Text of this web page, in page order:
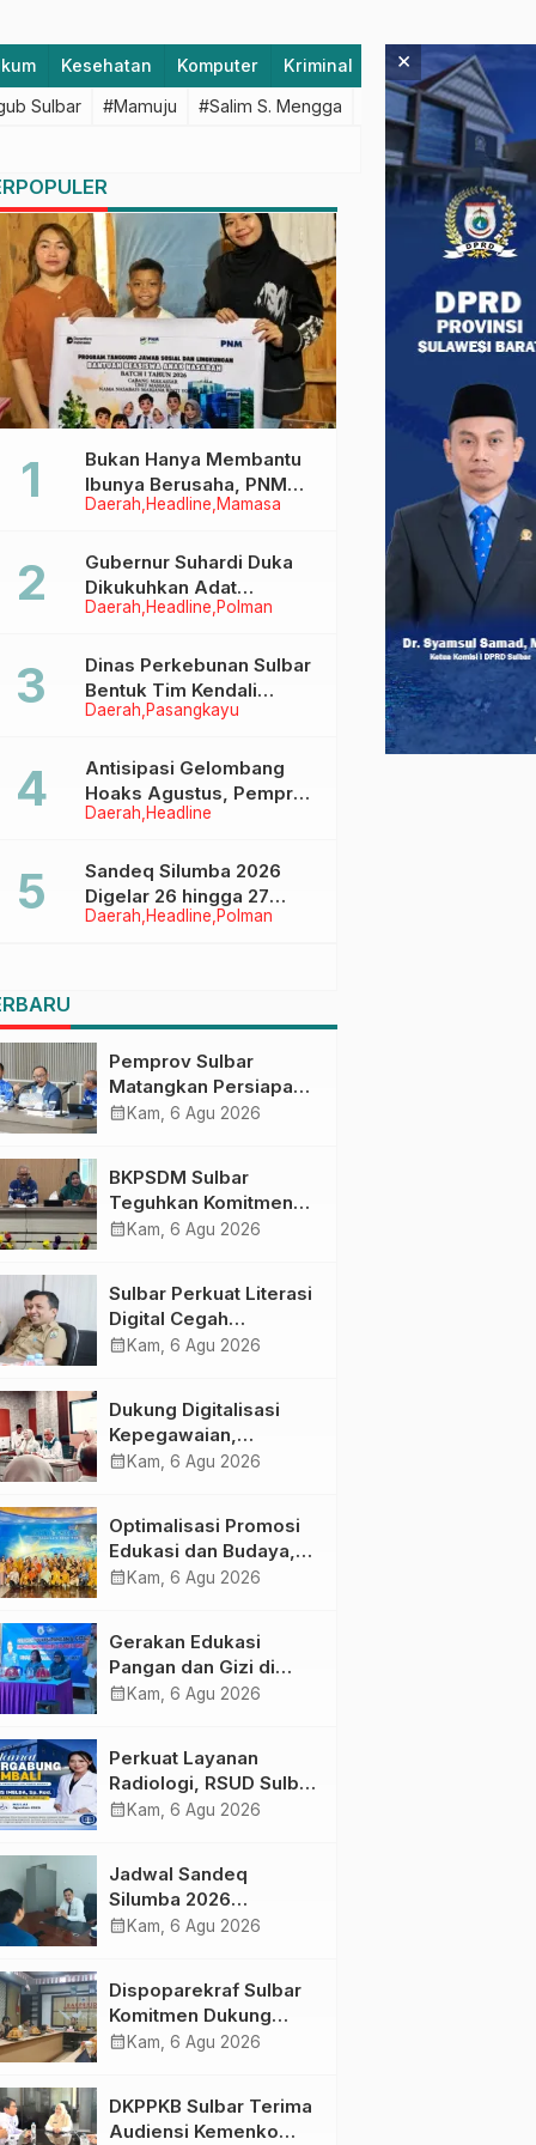
Kesehatan Komputer Kriminal Lifestyle
Sulbar #Mamuju #Salim S. Mengga #featured #Polda
Daerah Headline Mamasa
Bukan Hanya Membantu
Ibunya Berusaha, PNM
Juga Menjaga Mimpi
Menggapai Cita-Cita
Daerah Headline Polman
Gubernur Suhardi Duka
Dikukuhkan Adat
Balanipa, Raih Gelar Sulo
Daerah Pasangkayu
Dinas Perkebunan Sulbar
Bentuk Tim Kendali
Internal ICS untuk Dukung
di Pasangkayu
Daerah Headline
Antisipasi Gelombang
Hoaks Agustus, Pemprov
Sulbar Ajak Warga Jaga
Daerah Headline Polman
Sandeq Silumba 2026
Digelar 26 hingga 27
September, Rangkaian
Pemprov Sulbar
Matangkan Persiapan
HUT Ke-81 RI, Puncak
calendar_month Kam, 6 Agu 2026
BKPSDM Sulbar
Teguhkan Komitmen
Pengembangan
Penandatanganan
Perjanjian Tugas
Belajar 2026
calendar_month Kam, 6 Agu 2026
Sulbar Perkuat Literasi
Digital Cegah
Kejahatan Love
calendar_month Kam, 6 Agu 2026
Dukung Digitalisasi
Kepegawaian,
DPMPTSP Sulbar Siap
calendar_month Kam, 6 Agu 2026
Optimalisasi Promosi
Edukasi dan Budaya,
Anjungan Provinsi
Bersama Sky World
TMII
calendar_month Kam, 6 Agu 2026
Gerakan Edukasi
Pangan dan Gizi di
Mamasa: Tingkatkan
dalam Pemenuhan Gizi
calendar_month Kam, 6 Agu 2026
Perkuat Layanan
Radiologi, RSUD Sulbar
Sambut Kembali dr. Iis
calendar_month Kam, 6 Agu 2026
Jadwal Sandeq
Silumba 2026
Disesuaikan,
Tetap Dimatangkan
calendar_month Kam, 6 Agu 2026
Dispoparekraf Sulbar
Komitmen Dukung
Penyusunan RAD
calendar_month Kam, 6 Agu 2026
DKPPKB Sulbar Terima
Audiensi Kemenko
×